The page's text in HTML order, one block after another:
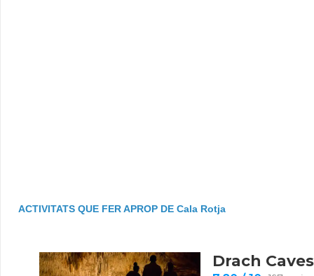
ACTIVITATS QUE FER APROP DE Cala Rotja